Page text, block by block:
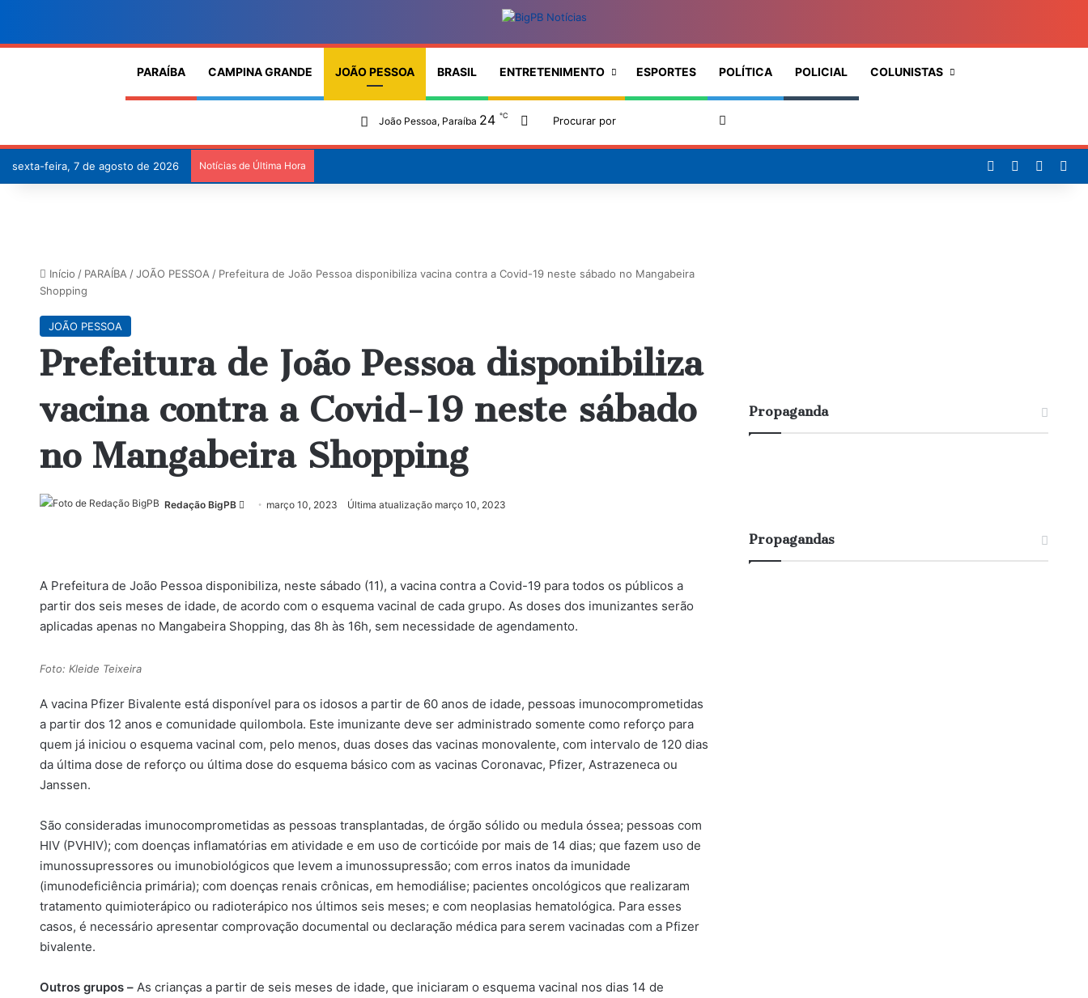
PARAÍBA CAMPINA GRANDE JOÃO PESSOA BRASIL ENTRETENIMENTO ESPORTES POLÍTICA POLICIAL COLUNISTAS
João Pessoa, Paraíba 24 ℃ Switch skin
por
sexta-feira, 7 de agosto de 2026 Notícias de Última Hora Facebook
Início / PARAÍBA / JOÃO PESSOA / Prefeitura de João Pessoa disponibiliza vacina contra a Covid-19 neste sábado no Mangabeira
Shopping
JOÃO PESSOA
Prefeitura de João Pessoa disponibiliza
vacina contra a Covid-19 neste sábado
no Mangabeira Shopping
Redação BigPB Mandemarço 10, 2023 Última atualização março 10, 2023
A Prefeitura de João Pessoa disponibiliza, neste sábado (11), a vacina contra a Covid-19 para todos os públicos a
partir dos seis meses de idade, de acordo com o esquema vacinal de cada grupo. As doses dos imunizantes serão
aplicadas apenas no Mangabeira Shopping, das 8h às 16h, sem necessidade de agendamento.
Foto: Kleide Teixeira
A vacina Pfizer Bivalente está disponível para os idosos a partir de 60 anos de idade, pessoas imunocomprometidas
a partir dos 12 anos e comunidade quilombola. Este imunizante deve ser administrado somente como reforço para
quem já iniciou o esquema vacinal com, pelo menos, duas doses das vacinas monovalente, com intervalo de 120 dias
da última dose de reforço ou última dose do esquema básico com as vacinas Coronavac, Pfizer, Astrazeneca ou
Janssen.
São consideradas imunocomprometidas as pessoas transplantadas, de órgão sólido ou medula óssea; pessoas com
HIV (PVHIV); com doenças inflamatórias em atividade e em uso de corticóide por mais de 14 dias; que fazem uso de
imunossupressores ou imunobiológicos que levem a imunossupressão; com erros inatos da imunidade
(imunodeficiência primária); com doenças renais crônicas, em hemodiálise; pacientes oncológicos que realizaram
tratamento quimioterápico ou radioterápico nos últimos seis meses; e com neoplasias hematológica. Para esses
casos, é necessário apresentar comprovação documental ou declaração médica para serem vacinadas com a Pfizer
bivalente.
Outros grupos –As crianças a partir de seis meses de idade, que iniciaram o esquema vacinal nos dias 14 de
Propaganda
Propagandas